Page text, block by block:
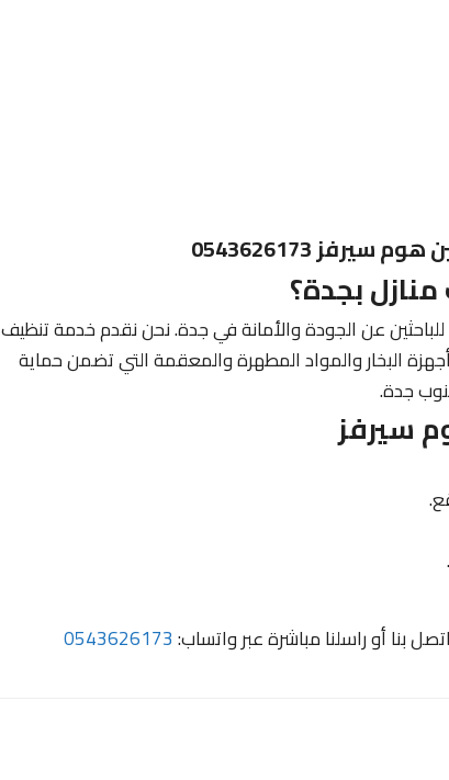
0543626173
بجدة؟
عن الجودة والأمانة في جدة. نحن نقدم خدمة تنظيف
البخار والمواد المطهرة والمعقمة التي تضمن حماية
جدة.
سيرفز
بنا أو راسلنا مباشرة عبر واتساب:0543626173